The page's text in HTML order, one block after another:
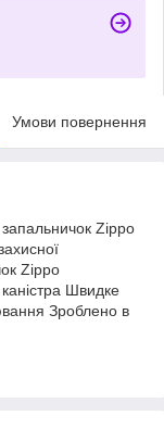
Умови повернення
Zippo
Zippo
Швидке
Зроблено в